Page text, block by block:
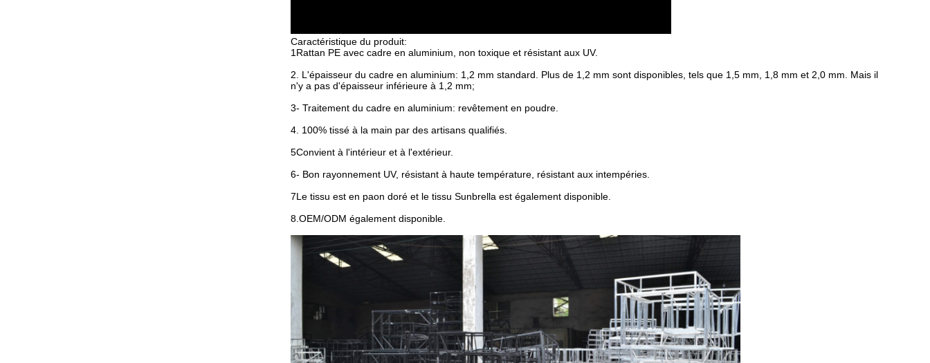
Caractéristique du produit:
1Rattan PE avec cadre en aluminium, non toxique et résistant aux UV.
2. L'épaisseur du cadre en aluminium: 1,2 mm standard. Plus de 1,2 mm sont disponibles, tels que 1,5 mm, 1,8 mm et 2,0 mm. Mais il
n'y a pas d'épaisseur inférieure à 1,2 mm;
3- Traitement du cadre en aluminium: revêtement en poudre.
4. 100% tissé à la main par des artisans qualifiés.
5Convient à l'intérieur et à l'extérieur.
6- Bon rayonnement UV, résistant à haute température, résistant aux intempéries.
7Le tissu est en paon doré et le tissu Sunbrella est également disponible.
8.OEM/ODM également disponible.